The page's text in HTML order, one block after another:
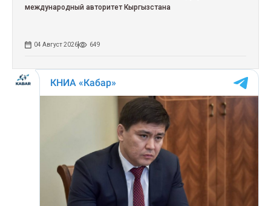
международный авторитет Кыргызстана
04 Август 2026 649